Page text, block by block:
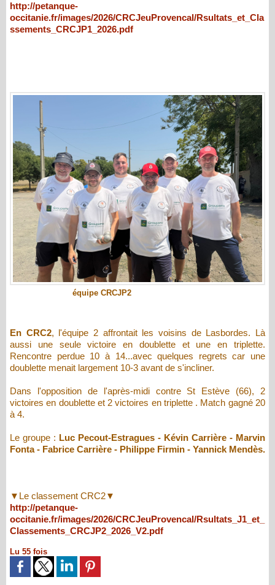
http://petanque-
occitanie.fr/images/2026/CRCJeuProvencal/Rsultats_et_Cla
ssements_CRCJP1_2026.pdf
équipe CRCJP2
En CRC2, l'équipe 2 affrontait les voisins de Lasbordes. Là
aussi une seule victoire en doublette et une en triplette.
Rencontre perdue 10 à 14...avec quelques regrets car une
doublette menait largement 10-3 avant de s'incliner.
Dans l'opposition de l'après-midi contre St Estève (66), 2
victoires en doublette et 2 victoires en triplette . Match gagné 20
à 4.
Le groupe : Luc Pecout-Estragues - Kévin Carrière - Marvin
Fonta - Fabrice Carrière - Philippe Firmin - Yannick Mendès.
▼ Le classement CRC2▼
http://petanque-
occitanie.fr/images/2026/CRCJeuProvencal/Rsultats_J1_et_
Classements_CRCJP2_2026_V2.pdf
Lu 55 fois